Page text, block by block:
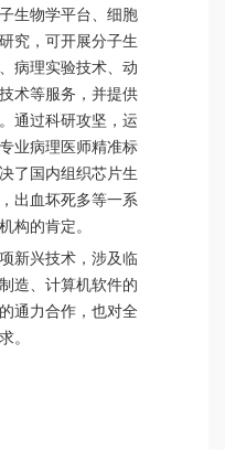
生物学平台、细胞
究，可开展分子生
病理实验技术、动
术等服务，并提供
通过科研攻坚，运
业病理医师精准标
了国内组织芯片生
出血坏死多等一系
构的肯定。
新兴技术，涉及临
造、计算机软件的
通力合作，也对全
。